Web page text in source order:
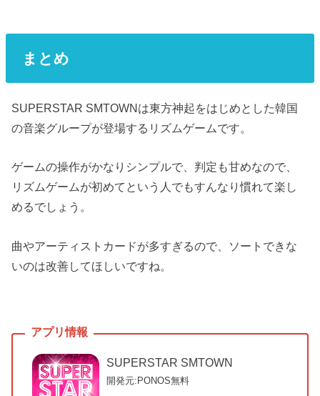
まとめ
SUPERSTAR SMTOWNは東方神起をはじめとした韓国
の音楽グループが登場するリズムゲームです。
ゲームの操作がかなりシンプルで、判定も甘めなので、
リズムゲームが初めてという人でもすんなり慣れて楽し
めるでしょう。
曲やアーティストカードが多すぎるので、ソートできな
いのは改善してほしいですね。
SUPERSTAR SMTOWN
開発元:PONOS無料